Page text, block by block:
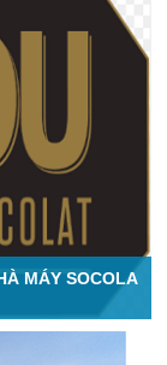
MÁY SOCOLA